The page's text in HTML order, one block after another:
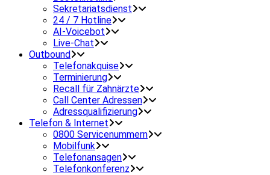
Sekretariatsdienst
24 / 7 Hotline
AI-Voicebot
Live-Chat
Outbound
Telefonakquise
Terminierung
Recall für Zahnärzte
Call Center Adressen
Adressqualifizierung
Telefon & Internet
0800 Servicenummern
Mobilfunk
Telefonansagen
Telefonkonferenz